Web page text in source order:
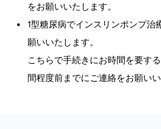
をお願いいたします。
1型糖尿病でインスリンポンプ治
願いいたします。
こちらで手続きにお時間を要す
間程度前までにご連絡をお願いい